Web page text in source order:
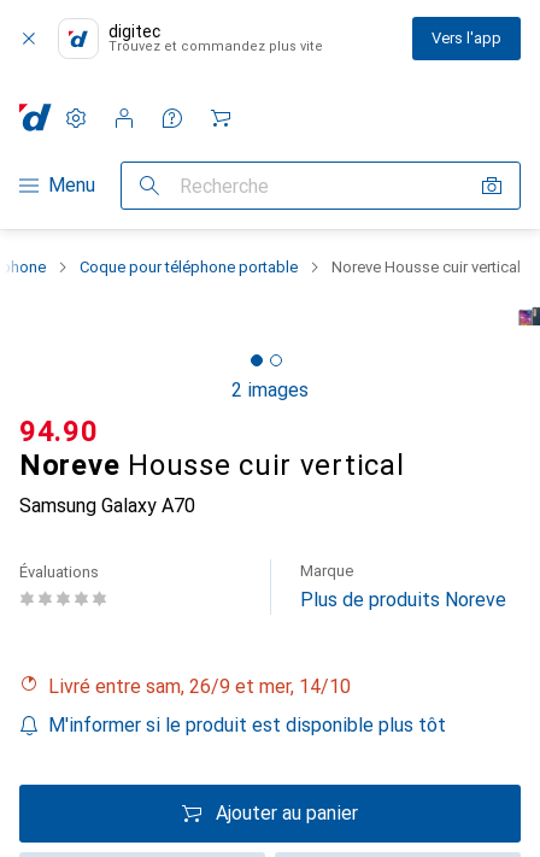
digitec
Trouvez et commandez plus vite Vers l'app
Navigation par catégorie
Menu Recherche
Paramètres
Compte client
Listes de comparaison
Listes d'envies
Panier
Coque pour téléphone portable Noreve Housse cuir vertical
2 images
Noreve Housse cuir vertical
Samsung Galaxy A70
CHF
94.90
Évaluations Marque
Plus de produits Noreve
Livré entre sam, 26/9 et mer, 14/10
M'informer si le produit est disponible plus tôt
Ajouter au panier